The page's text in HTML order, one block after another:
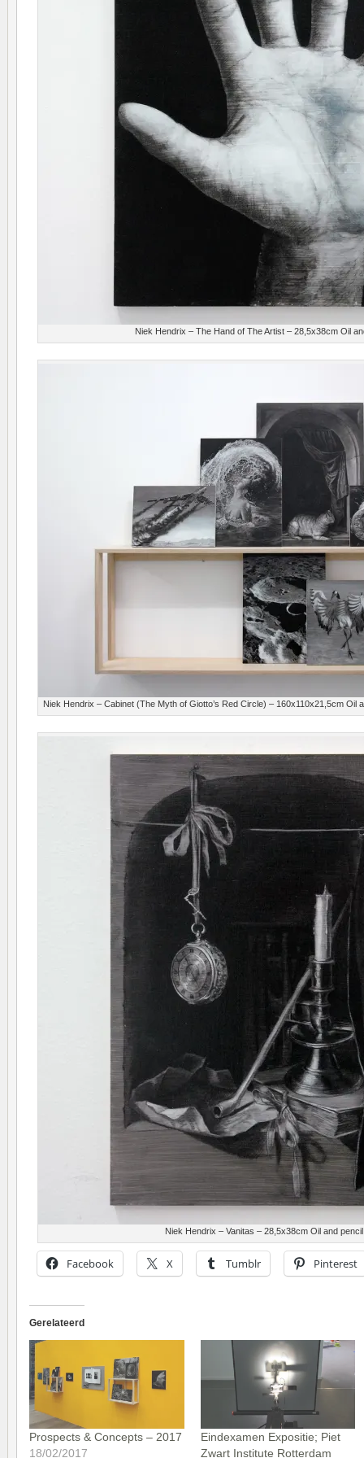
Niek Hendrix – The Hand of The Artist – 28,5x38cm Oil
Niek Hendrix – Cabinet (The Myth of Giotto’s Red Circle) – 160x110x21,5cm Oil
Niek Hendrix – Vanitas – 28,5x38cm Oil and
Facebook X Tumblr Pinterest
Gerelateerd
Prospects & Concepts – 2017
18/02/2017
Eindexamen Expositie; Piet
Zwart Institute Rotterdam